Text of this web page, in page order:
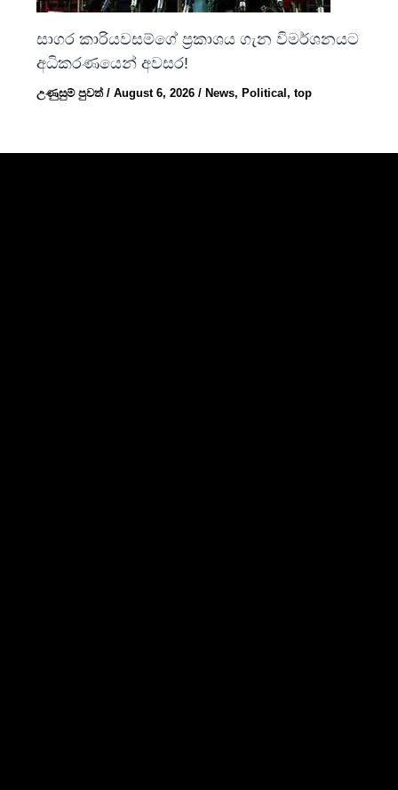
සාගර කාරියවසම්ගේ ප්‍රකාශය ගැන විමර්ශනයට
අධිකරණයෙන් අවසර!
උණුසුම් පුවත්/August 6, 2026/ News, Political,top